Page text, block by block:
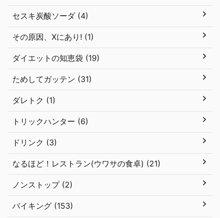
セスキ炭酸ソーダ (4)
その原因、Xにあり! (1)
ダイエットの知恵袋 (19)
ためしてガッテン (31)
ダレトク (1)
トリックハンター (6)
ドリンク (3)
なるほど！レストラン(ウワサの食卓) (21)
ノンストップ (2)
バイキング (153)